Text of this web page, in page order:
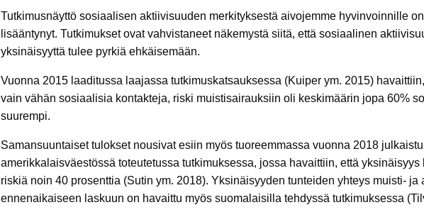
Tutkimusnäyttö sosiaalisen aktiivisuuden merkityksestä aivojemme hyvinvoinnille
lisääntynyt. Tutkimukset ovat vahvistaneet näkemystä siitä, että sosiaalinen
yksinäisyyttä tulee pyrkiä ehkäisemään.
Vuonna 2015 laaditussa laajassa tutkimuskatsauksessa (Kuiper ym. 2015)
vain vähän sosiaalisia kontakteja, riski muistisairauksiin oli keskimäärin jopa 60%
suurempi.
Samansuuntaiset tulokset nousivat esiin myös tuoreemmassa vuonna 2018
amerikkalaisväestössä toteutetussa tutkimuksessa, jossa havaittiin, että
riskiä noin 40 prosenttia (Sutin ym. 2018). Yksinäisyyden tunteiden yhteys muisti- ja
ennenaikaiseen laskuun on havaittu myös suomalaisilla tehdyssä tutkimuksessa